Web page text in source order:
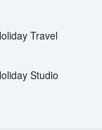
Travel
Studio